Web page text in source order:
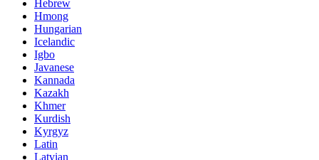
Hebrew
Hmong
Hungarian
Icelandic
Igbo
Javanese
Kannada
Kazakh
Khmer
Kurdish
Kyrgyz
Latin
Latvian